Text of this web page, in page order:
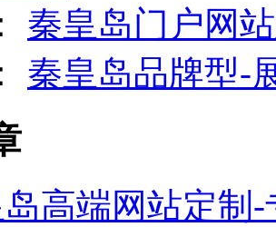
秦皇岛门户网
秦皇岛品牌型-
高端网站定制